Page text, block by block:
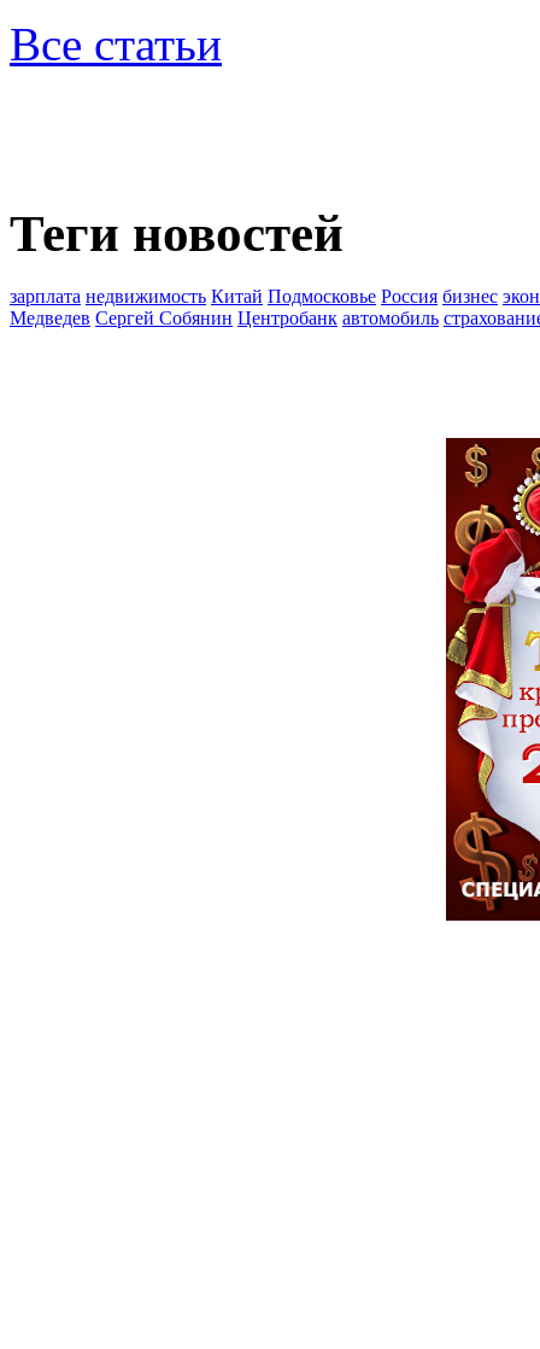
Все статьи
Теги новостей
зарплата недвижимость Китай Подмосковье Россия бизнес
Медведев Сергей Собянин Центробанк автомобиль